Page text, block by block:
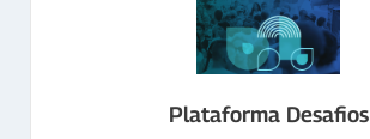
Plataforma Desafios